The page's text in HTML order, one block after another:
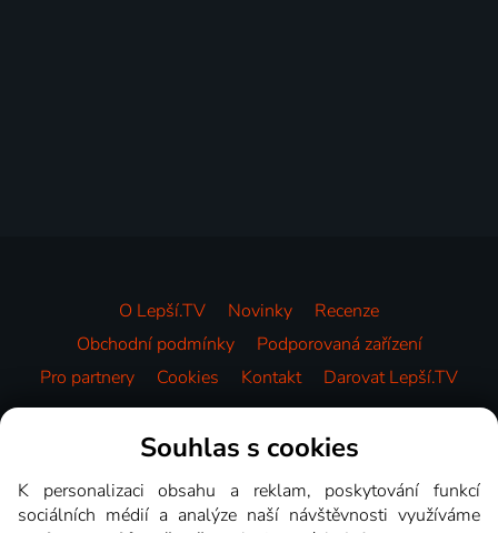
O Lepší.TV Novinky
Recenze
Obchodní podmínky
Podporovaná zařízení
Pro partnery
Cookies Kontakt Darovat Lepší.TV
Videotéka
Souhlas s cookies
K personalizaci obsahu a reklam, poskytování funkcí
sociálních médií a analýze naší návštěvnosti využíváme